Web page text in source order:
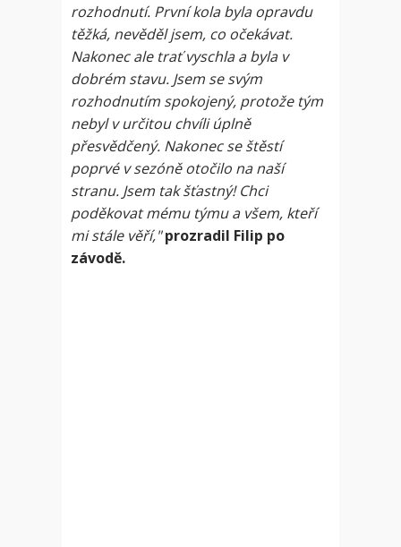
rozhodnutí. První kola byla opravdu
těžká, nevěděl jsem, co očekávat.
Nakonec ale trať vyschla a byla v
dobrém stavu. Jsem se svým
rozhodnutím spokojený, protože tým
nebyl v určitou chvíli úplně
přesvědčený. Nakonec se štěstí
poprvé v sezóně otočilo na naší
stranu. Jsem tak šťastný! Chci
poděkovat mému týmu a všem, kteří
mi stále věří," prozradil Filip po
závodě.